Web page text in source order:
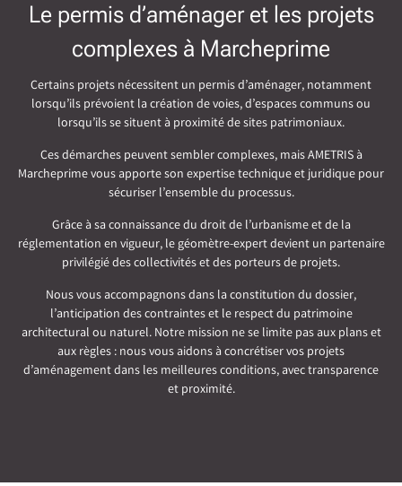
Le permis d’aménager et les projets
complexes à Marcheprime
Certains projets nécessitent un permis d’aménager, notamment
lorsqu’ils prévoient la création de voies, d’espaces communs ou
lorsqu’ils se situent à proximité de sites patrimoniaux.
Ces démarches peuvent sembler complexes, mais AMETRIS à
Marcheprime vous apporte son expertise technique et juridique pour
sécuriser l’ensemble du processus.
Grâce à sa connaissance du droit de l’urbanisme et de la
réglementation en vigueur, le géomètre-expert devient un partenaire
privilégié des collectivités et des porteurs de projets.
Nous vous accompagnons dans la constitution du dossier,
l’anticipation des contraintes et le respect du patrimoine
architectural ou naturel. Notre mission ne se limite pas aux plans et
aux règles : nous vous aidons à concrétiser vos projets
d’aménagement dans les meilleures conditions, avec transparence
et proximité.